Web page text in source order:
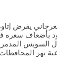
زلزال السويس